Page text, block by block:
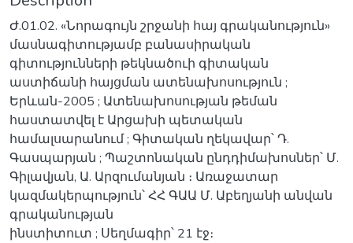
Ժ.01.02. «Նորագույն շրջանի հայ գրականություն»
մասնագիտությամբ բանասիրական
գիտությունների թեկնածուի գիտական
աստիճանի հայցման ատենախոսություն ;
Երևան-2005 ; Ատենախոսության թեման
հաստատվել է Արցախի պետական
համալսարանում ; Գիտական ղեկավար՝ Դ.
Գասպարյան ; Պաշտոնական ընդդիմախոսներ՝ Մ.
Գիլավյան, Ա. Արզումանյան ։ Առաջատար
կազմակերպություն՝ ՀՀ ԳԱԱ Մ. Աբեղյանի անվան
գրականության
ինստիտուտ ; Սեղմագիր՝ 21 էջ։